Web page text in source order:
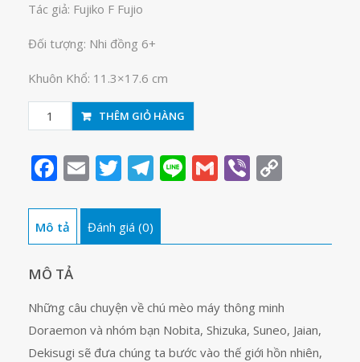
Tác giả: Fujiko F Fujio
Đối tượng: Nhi đồng 6+
Khuôn Khổ: 11.3×17.6 cm
Doraemon-
Chú
máy
từ
tương
tập
số
lượng
THÊM GIỎ HÀNG
Facebook
EmailTwitter
Telegram
LineGmail
Viber
Mô tả Đánh giá (0)
MÔ TẢ
Những câu chuyện về chú mèo máy thông minh
Doraemon và nhóm bạn Nobita, Shizuka, Suneo, Jaian,
Dekisugi sẽ đưa chúng ta bước vào thế giới hồn nhiên,